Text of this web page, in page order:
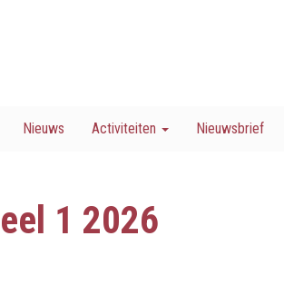
Nieuws Activiteiten Nieuwsbrief
1 2026